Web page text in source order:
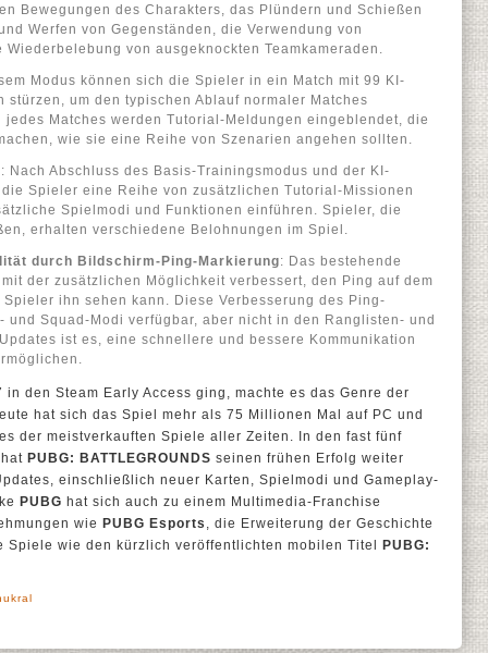
Bewegungen des Charakters, das Plündern und Schießen
Werfen von Gegenständen, die Verwendung von
von ausgeknockten Teamkameraden.
Modus können sich die Spieler in ein Match mit 99 KI-
stürzen, um den typischen Ablauf normaler Matches
jedes Matches werden Tutorial-Meldungen eingeblendet, die
wie sie eine Reihe von Szenarien angehen sollten.
: Nach Abschluss des Basis-Trainingsmodus und der KI-
Spieler eine Reihe von zusätzlichen Tutorial-Missionen
Spielmodi und Funktionen einführen. Spieler, die
erhalten verschiedene Belohnungen im Spiel.
durch Bildschirm-Ping-Markierung: Das bestehende
der zusätzlichen Möglichkeit verbessert, den Ping auf dem
ihn sehen kann. Diese Verbesserung des Ping-
und Squad-Modi verfügbar, aber nicht in den Ranglisten- und
ist es, eine schnellere und bessere Kommunikation
in den Steam Early Access ging, machte es das Genre der
hat sich das Spiel mehr als 75 Millionen Mal auf PC und
der meistverkauften Spiele aller Zeiten. In den fast fünf
PUBG: BATTLEGROUNDS seinen frühen Erfolg weiter
einschließlich neuer Karten, Spielmodi und Gameplay-
PUBG hat sich auch zu einem Multimedia-Franchise
wie PUBG Esports , die Erweiterung der Geschichte
Spiele wie den kürzlich veröffentlichten mobilen Titel
PUBG: